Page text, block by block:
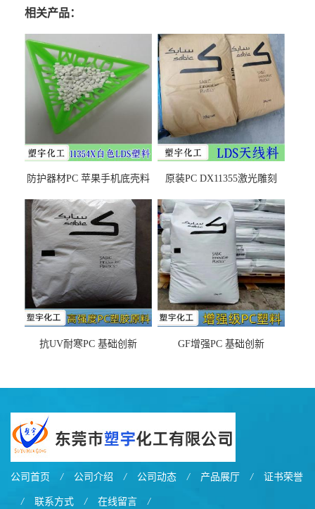
相关产品：
防护器材PC 苹果手机底壳料
之忧
原装PC DX11355激光雕刻
抗UV耐寒PC 基础创新
GF增强PC 基础创新
公司首页 / 公司介绍 / 公司动态 / 产品展厅 / 证书荣誉
/ 联系方式 / 在线留言 /